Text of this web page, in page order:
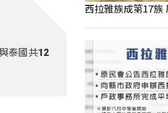
泰國共12
西拉雅族成第17族